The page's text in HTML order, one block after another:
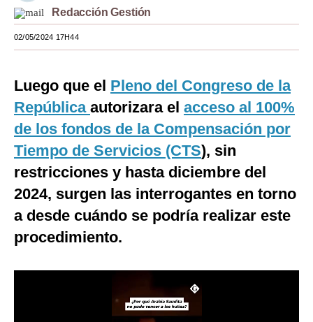
Mundo
EEUU
España
Internacional
Redacción Gestión
02/05/2024 17H44
Luego que el Pleno del Congreso de la
República autorizara el acceso al 100%
de los fondos de la Compensación por
Tiempo de Servicios (CTS), sin
restricciones y hasta diciembre del
2024, surgen las interrogantes en torno
a desde cuándo se podría realizar este
procedimiento.